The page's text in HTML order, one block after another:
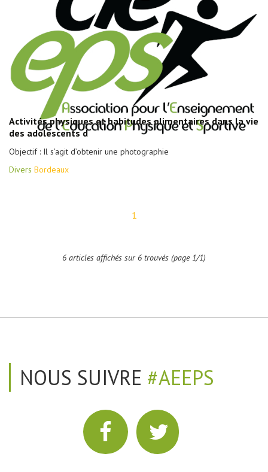
Activités physiques et habitudes alimentaires dans la vie
des adolescents d
Objectif : Il s’agit d’obtenir une photographie
Divers Bordeaux
1
6 articles affichés sur 6 trouvés (page 1/1)
NOUS SUIVRE #AEEPS